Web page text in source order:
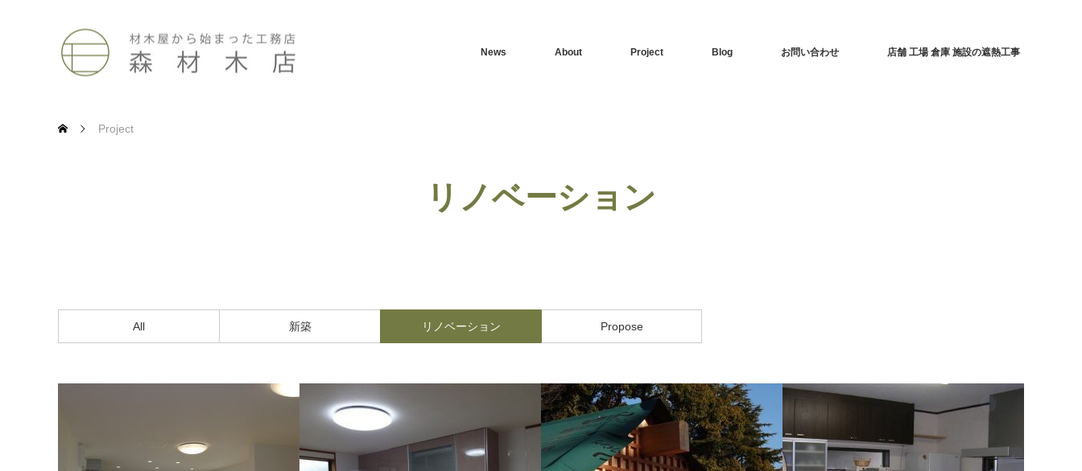
News About Project Blog お問い合わせ 店舗 工場 倉庫 施設の遮熱工事
Project
リノベーション
All 新築 リノベーション Propose